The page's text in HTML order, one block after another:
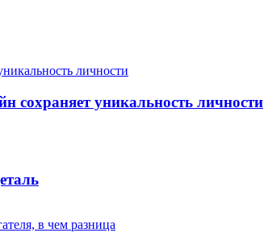
уникальность личности